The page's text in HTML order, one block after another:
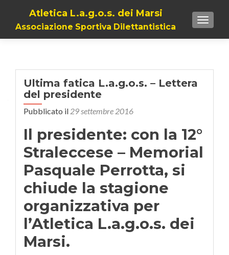
Atletica L.a.g.o.s. dei Marsi
Associazione Sportiva Dilettantistica
Ultima fatica L.a.g.o.s. – Lettera
del presidente
Pubblicato il 29 settembre 2016
Il presidente: con la 12°
Straleccese – Memorial
Pasquale Perrotta, si
chiude la stagione
organizzativa per
l’Atletica L.a.g.o.s. dei
Marsi.